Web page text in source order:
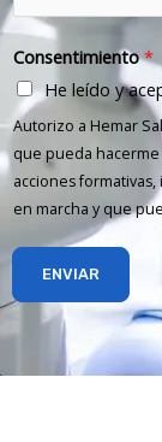
Consentimiento*
He leído y
Autorizo a Hemar
que pueda
acciones
en marcha y que
ENVIAR